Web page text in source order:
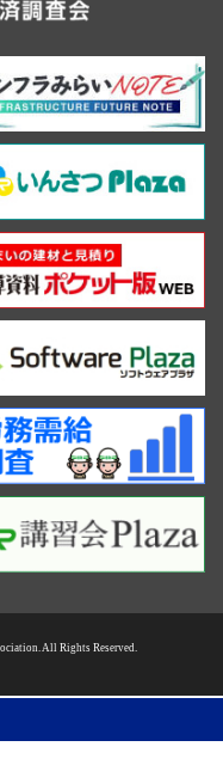
All Rights Reserved.